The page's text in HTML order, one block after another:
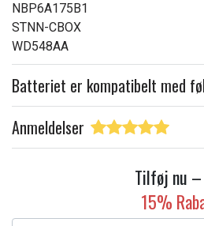
NBP6A175B1
STNN-CBOX
WD548AA
Batteriet er kompatibelt med
Anmeldelser
Tilføj nu
15%